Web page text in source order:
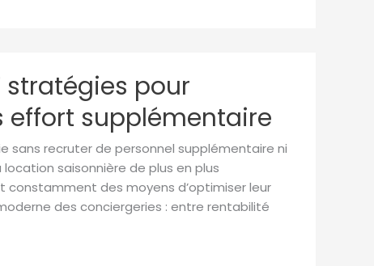
pour
effort supplémentaire
sans recruter de personnel supplémentaire ni
saisonnière de plus en plus
des moyens d’optimiser leur
des conciergeries : entre rentabilité